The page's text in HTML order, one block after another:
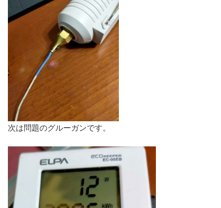
次は問題のグルーガンです。